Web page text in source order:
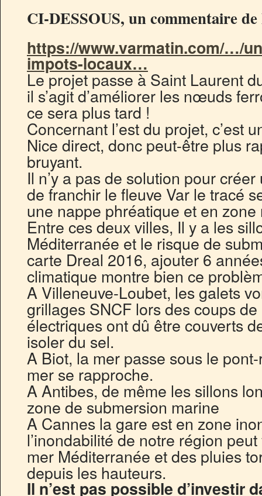
CI-DESSOUS, un commentaire
https://www.varmatin.com/…/
impots-locaux…
Le projet passe à Saint Laurent
il s’agit d’améliorer les nœuds
ce sera plus tard !
Concernant l’est du projet, c’est
Nice direct, donc peut-être plus
bruyant.
Il n’y a pas de solution pour
de franchir le fleuve Var le tracé
une nappe phréatique et en
Entre ces deux villes, Il y a les
Méditerranée et le risque de
carte Dreal 2016, ajouter 6
climatique montre bien ce
A Villeneuve-Loubet, les galets
grillages SNCF lors des coups
électriques ont dû être couverts
isoler du sel.
A Biot, la mer passe sous le
mer se rapproche.
A Antibes, de même les sillons
zone de submersion marine
A Cannes la gare est en zone
l’inondabilité de notre région
mer Méditerranée et des pluies
depuis les hauteurs.
Il n’est pas possible d’investir